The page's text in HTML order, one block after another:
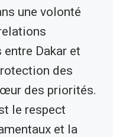
une volonté
Dakar et
des
des priorités.
le respect
et la